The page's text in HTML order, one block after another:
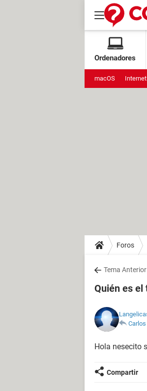
Ordenadores
macOS Internet
Foros
Tema Anterior
Quién es
Hola nesecito
Compartir